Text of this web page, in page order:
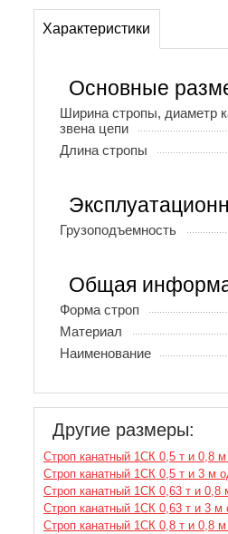
Характеристики
Основные
Ширина стропы, диаметр
звена цепи
Длина стропы
Грузоподъемность
Общая
Форма строп
Материал
Наименование
Другие размеры:
Строп канатный 1СК 0,5 т и 0,8 м
Строп канатный 1СК 0,5 т и 3 м
Строп канатный 1СК 0,63 т и 0,8
Строп канатный 1СК 0,63 т и 3 м
Строп канатный 1СК 0,8 т и 0,8 м